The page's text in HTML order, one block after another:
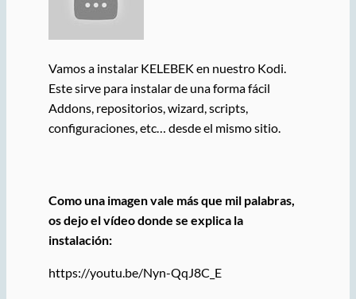
Vamos a instalar KELEBEK en nuestro Kodi.
Este sirve para instalar de una forma fácil
Addons, repositorios, wizard, scripts,
configuraciones, etc… desde el mismo sitio.
Como una imagen vale más que mil palabras,
os dejo el vídeo donde se explica la
instalación:
https://youtu.be/Nyn-QqJ8C_E